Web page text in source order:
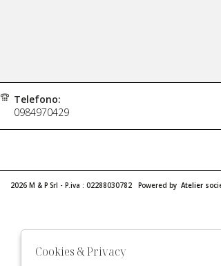
Telefono:
0984970429
2026 M & P Srl - P.iva : 02288030782 Powered by Atelier
Cookies & Privacy